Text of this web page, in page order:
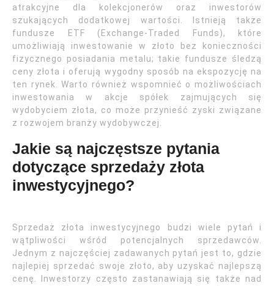
atrakcyjne dla kolekcjonerów oraz inwestorów
szukających dodatkowej wartości. Istnieją także
fundusze ETF (Exchange-Traded Funds), które
umożliwiają inwestowanie w złoto bez konieczności
fizycznego posiadania metalu; takie fundusze śledzą
ceny złota i oferują wygodny sposób na ekspozycję na
ten rynek. Warto również wspomnieć o możliwościach
inwestowania w akcje spółek zajmujących się
wydobyciem złota, co może przynieść zyski związane
z rozwojem branży wydobywczej.
Jakie są najczęstsze pytania
dotyczące sprzedaży złota
inwestycyjnego?
Sprzedaż złota inwestycyjnego budzi wiele pytań i
wątpliwości wśród potencjalnych sprzedawców.
Jednym z najczęściej zadawanych pytań jest to, gdzie
najlepiej sprzedać swoje złoto, aby uzyskać najlepszą
cenę. Inwestorzy często zastanawiają się także nad